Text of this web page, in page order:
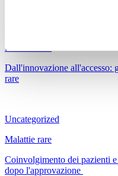
Malattie rare
Dall'innovazione all'accesso:
rare
Uncategorized
Malattie rare
Coinvolgimento dei pazienti
dopo l'approvazione